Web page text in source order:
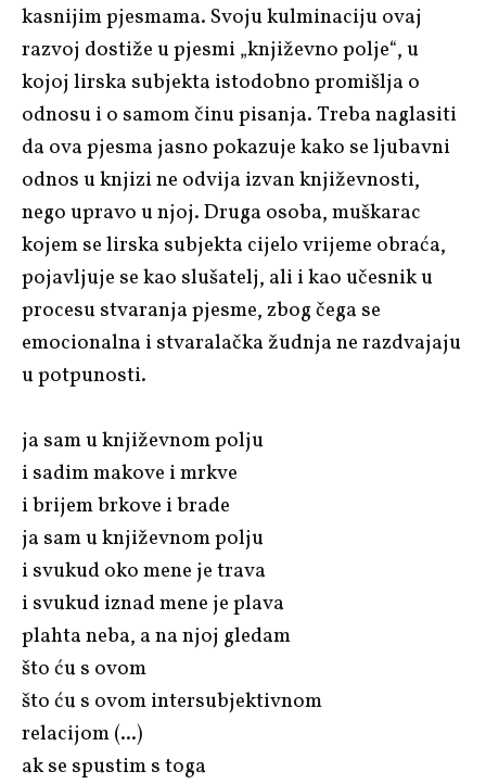
kasnijim pjesmama. Svoju kulminaciju ovaj
razvoj dostiže u pjesmi „književno polje“, u
kojoj lirska subjekta istodobno promišlja o
odnosu i o samom činu pisanja. Treba naglasiti
da ova pjesma jasno pokazuje kako se ljubavni
odnos u knjizi ne odvija izvan književnosti,
nego upravo u njoj. Druga osoba, muškarac
kojem se lirska subjekta cijelo vrijeme obraća,
pojavljuje se kao slušatelj, ali i kao učesnik u
procesu stvaranja pjesme, zbog čega se
emocionalna i stvaralačka žudnja ne razdvajaju
u potpunosti.
ja sam u književnom polju
i sadim makove i mrkve
i brijem brkove i brade
ja sam u književnom polju
i svukud oko mene je trava
i svukud iznad mene je plava
plahta neba, a na njoj gledam
što ću s ovom
što ću s ovom intersubjektivnom
relacijom (...)
ak se spustim s toga